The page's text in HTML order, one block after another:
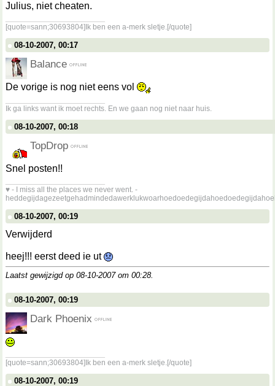
Julius, niet cheaten.
[quote=sann;30693804]Ik ben een a-merk sletje.[/quote]
08-10-2007, 00:17
Balance
De vorige is nog niet eens vol
Ik ga links want ik moet rechts. En we gaan nog niet naar huis.
08-10-2007, 00:18
TopDrop
Snel posten!!
♥ - I miss all the places we never went. -
08-10-2007, 00:19
Verwijderd
heej!!! eerst deed ie ut
Laatst gewijzigd op 08-10-2007 om 00:28.
08-10-2007, 00:19
Dark Phoenix
[quote=sann;30693804]Ik ben een a-merk sletje.[/quote]
08-10-2007, 00:19